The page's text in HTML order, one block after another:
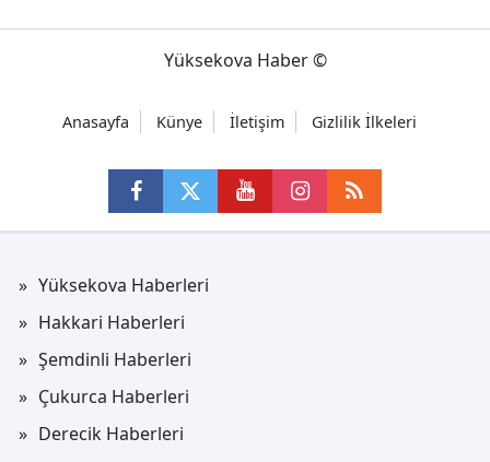
Yüksekova Haber ©
Anasayfa Künye İletişim Gizlilik İlkeleri
Yüksekova Haberleri
Hakkari Haberleri
Şemdinli Haberleri
Çukurca Haberleri
Derecik Haberleri